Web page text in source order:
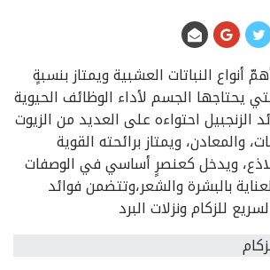
أنواع النباتات العشبية ويمتاز بنسبةٍ
يحتاجها الجسم لأداء الوظائف الحيوية
الزنجبيل احتواءه على العديد من الزيوت
والمعادن، ويمتاز برائحته القوية
ويدخل كعنصرٍ أساسي في الوصفات
بالبشرة والشعر،وتتضمن فوائد
للزكام ونزلات البرد